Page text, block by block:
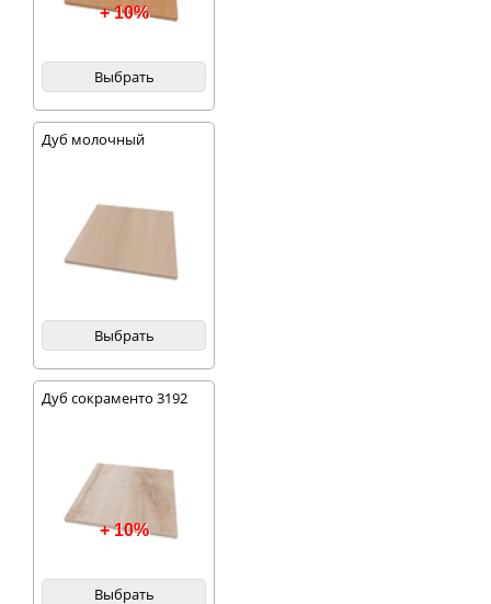
+ 10%
Выбрать
Дуб молочный
Выбрать
Дуб сокраменто 3192
+ 10%
Выбрать